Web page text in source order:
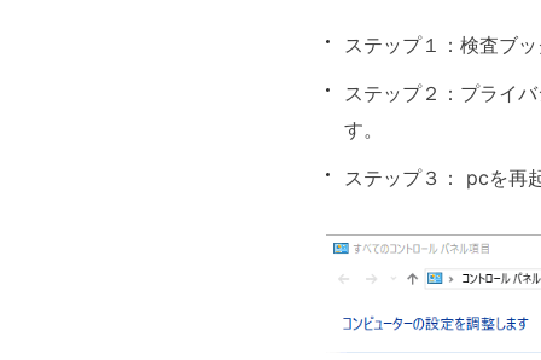
ステップ１：検査ブ
ステップ２：プライ
す。
ステップ３： pcを再